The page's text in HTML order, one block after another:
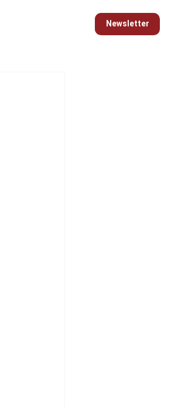
Newsletter